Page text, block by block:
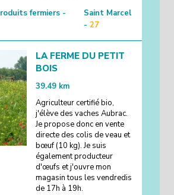
fermiers -
Saint Marcel
- 27
LA FERME DU PETIT
BOIS
39.49 km
Agriculteur certifié bio,
j'élève des vaches Aubrac.
Je propose donc en vente
directe des colis de veau et
bœuf (10 kg). Je suis
également producteur
d'œufs et j'ouvre mon
magasin tous les vendredis
de 17h à 19h.